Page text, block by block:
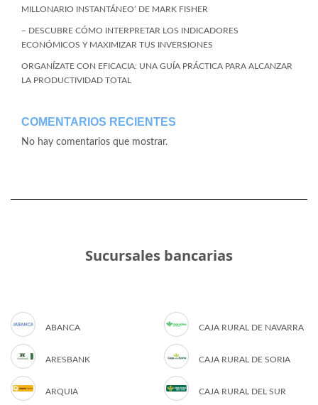
MILLONARIO INSTANTÁNEO’ DE MARK FISHER
– DESCUBRE CÓMO INTERPRETAR LOS INDICADORES
ECONÓMICOS Y MAXIMIZAR TUS INVERSIONES
ORGANÍZATE CON EFICACIA: UNA GUÍA PRÁCTICA PARA ALCANZAR
LA PRODUCTIVIDAD TOTAL
COMENTARIOS RECIENTES
No hay comentarios que mostrar.
Sucursales bancarias
ABANCA
ARESBANK
ARQUIA
CAJA RURAL DE NAVARRA
CAJA RURAL DE SORIA
CAJA RURAL DEL SUR